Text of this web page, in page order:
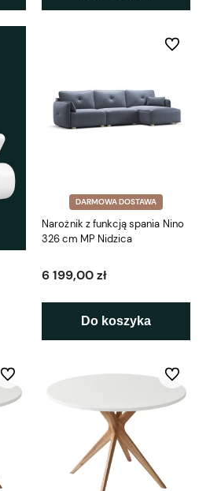
DARMOWA DOSTAWA
Narożnik z funkcją spania Nino
326 cm MP Nidzica
6 199,00 zł
Do koszyka
Do
Do ulubionych Do